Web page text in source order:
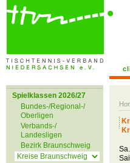
Spielklassen 2026/27
Bundes-/Regional-/
Oberligen
Verbands-/
Landesligen
Bezirk Braunschweig